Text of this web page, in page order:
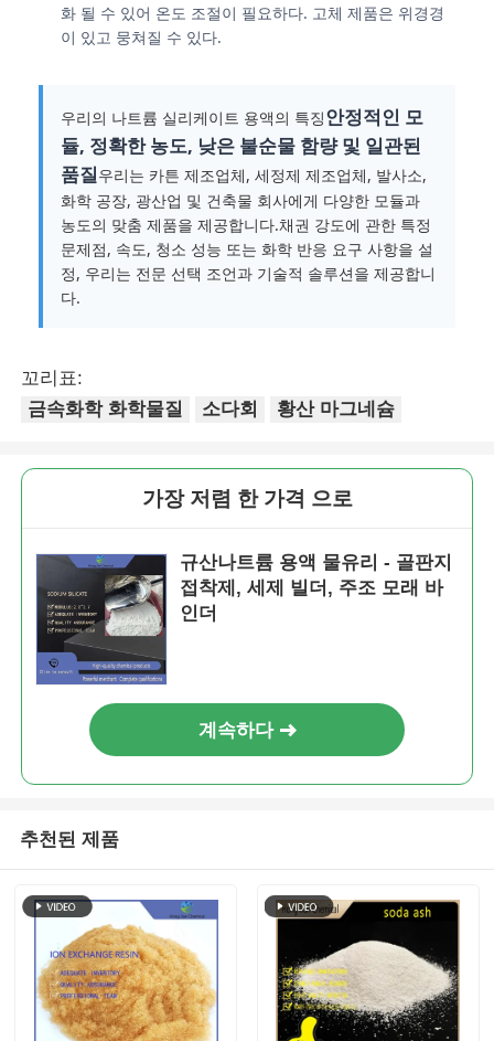
전자 원자재
물 처리 물질
일상 사용 화학물질
화 될 수 있어 온도 조절이 필요하다. 고체 제품은 위경경
이 있고 뭉쳐질 수 있다.
우리의 나트륨 실리케이트 용액의 특징안정적인 모
듈, 정확한 농도, 낮은 불순물 함량 및 일관된
품질우리는 카튼 제조업체, 세정제 제조업체, 발사소,
화학 공장, 광산업 및 건축물 회사에게 다양한 모듈과
농도의 맞춤 제품을 제공합니다.채권 강도에 관한 특정
문제점, 속도, 청소 성능 또는 화학 반응 요구 사항을 설
정, 우리는 전문 선택 조언과 기술적 솔루션을 제공합니
다.
꼬리표:
금속화학 화학물질
소다회 황산 마그네슘
가장 저렴 한 가격 으로
규산나트륨 용액 물유리 - 골판지
접착제, 세제 빌더, 주조 모래 바
인더
계속하다
추천된 제품